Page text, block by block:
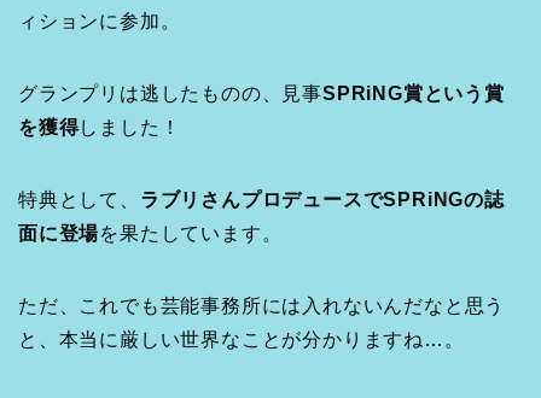
ィションに参加。
グランプリは逃したものの、見事SPRiNG賞という賞
を獲得しました！
特典として、 ラブリさんプロデュースでSPRiNGの誌
面に登場を果たしています。
ただ、これでも芸能事務所には入れないんだなと思う
と、本当に厳しい世界なことが分かりますね…。